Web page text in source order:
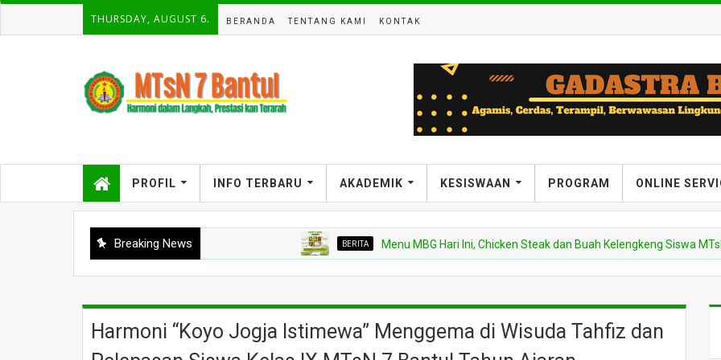
THURSDAY, AUGUST 6. BERANDA TENTANG KAMI KONTAK
PROFIL INFO TERBARU AKADEMIK KESISWAAN PROGRAM ONLINE
Breaking News BERITA Menu MBG Hari Ini, Chicken Steak dan Buah Kelengkeng Siswa MTsN 7
Harmoni “Koyo Jogja Istimewa” Menggema di Wisuda Tahfiz dan